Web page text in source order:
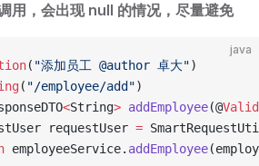
用，会出现 null 的情况，尽量避免
java
( "添加员工 @author 卓大")
( "/employee/add ")
<String> addEmployee(@Valid
requestUser =
employeeService. addEmployee(